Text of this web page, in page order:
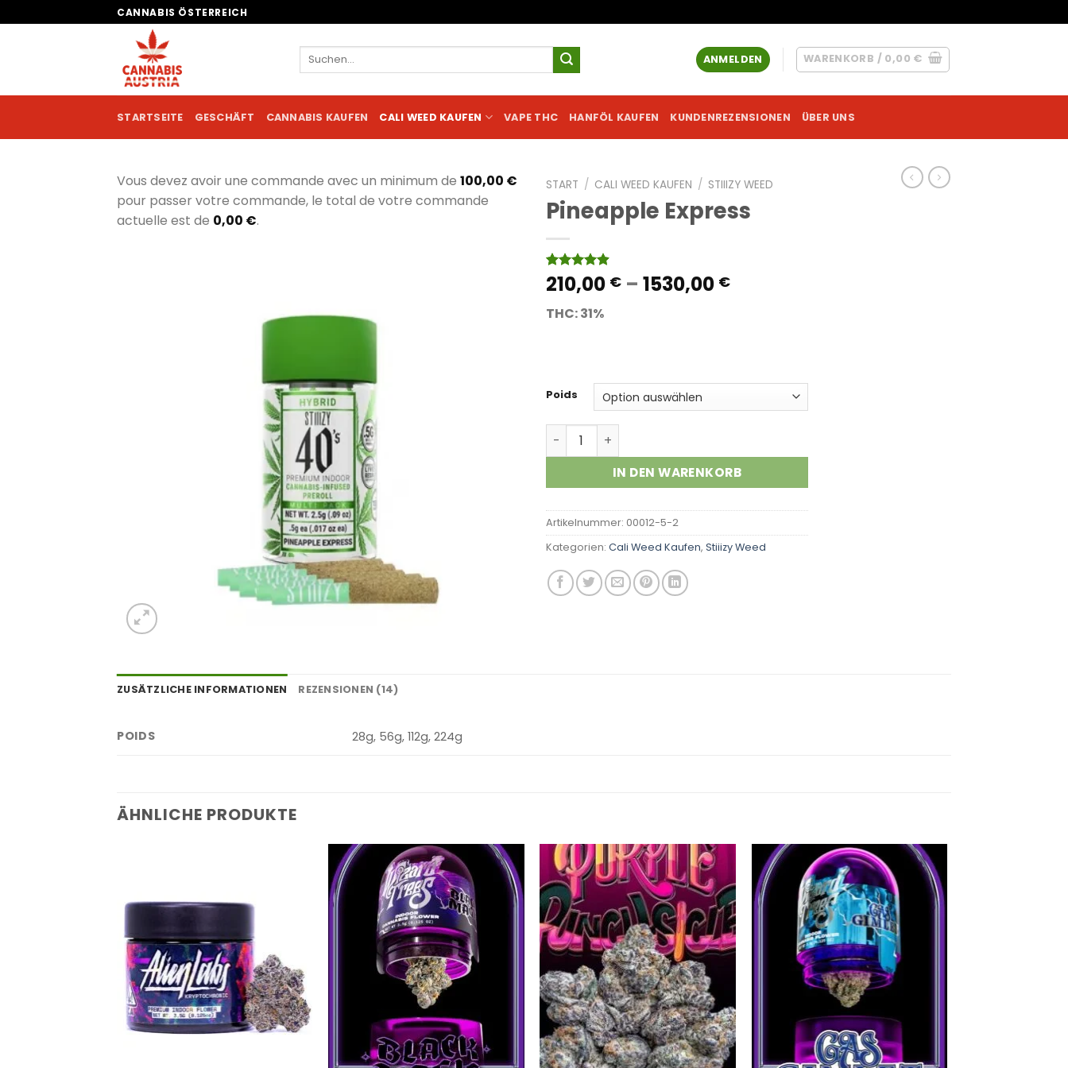
Inhalt
CANNABIS ÖSTERREICH
Suchen
ANMELDEN WARENKORB / 0,00 €
STARTSEITE GESCHÄFT CANNABIS KAUFEN CALI WEED KAUFEN VAPE THC HANFÖL KAUFEN KUNDENREZENSIONEN ÜBER UNS
Vous devez avoir une commande avec un minimum de 100,00 €
pour passer votre commande, le total de votre commande
actuelle est de 0,00 €.
START / CALI WEED KAUFEN / STIIIZY WEED
Pineapple Express
Bewertet
mit4.86
basierend
14
210,00 € – 1530,00 €Preisspanne:
THC: 31%
Poids
Pineapple Express Menge
IN DEN WARENKORB
Artikelnummer: 00012-5-2
Kategorien: Cali Weed Kaufen, Stiiizy Weed
ZUSÄTZLICHE INFORMATIONEN REZENSIONEN (14)
POIDS 28g, 56g, 112g, 224g
ÄHNLICHE PRODUKTE